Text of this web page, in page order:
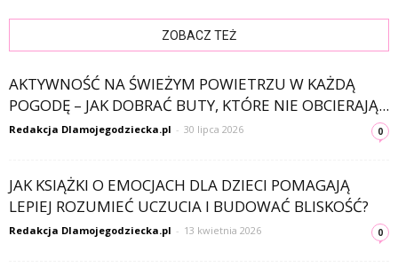
ZOBACZ TEŻ
AKTYWNOŚĆ NA ŚWIEŻYM POWIETRZU W KAŻDĄ
POGODĘ – JAK DOBRAĆ BUTY, KTÓRE NIE OBCIERAJĄ...
Redakcja Dlamojegodziecka.pl - 30 lipca 2026 0
JAK KSIĄŻKI O EMOCJACH DLA DZIECI POMAGAJĄ
LEPIEJ ROZUMIEĆ UCZUCIA I BUDOWAĆ BLISKOŚĆ?
Redakcja Dlamojegodziecka.pl - 13 kwietnia 2026 0